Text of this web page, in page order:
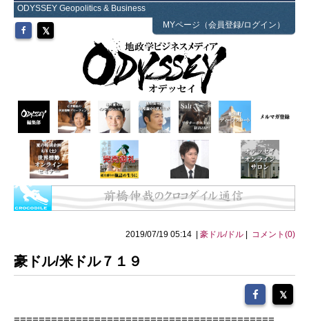
ODYSSEY Geopolitics & Business
MYページ（会員登録/ログイン）
2019/07/19 05:14 | 豪ドル/ドル コメント(0)
豪ドル/米ドル７１９
==========================================